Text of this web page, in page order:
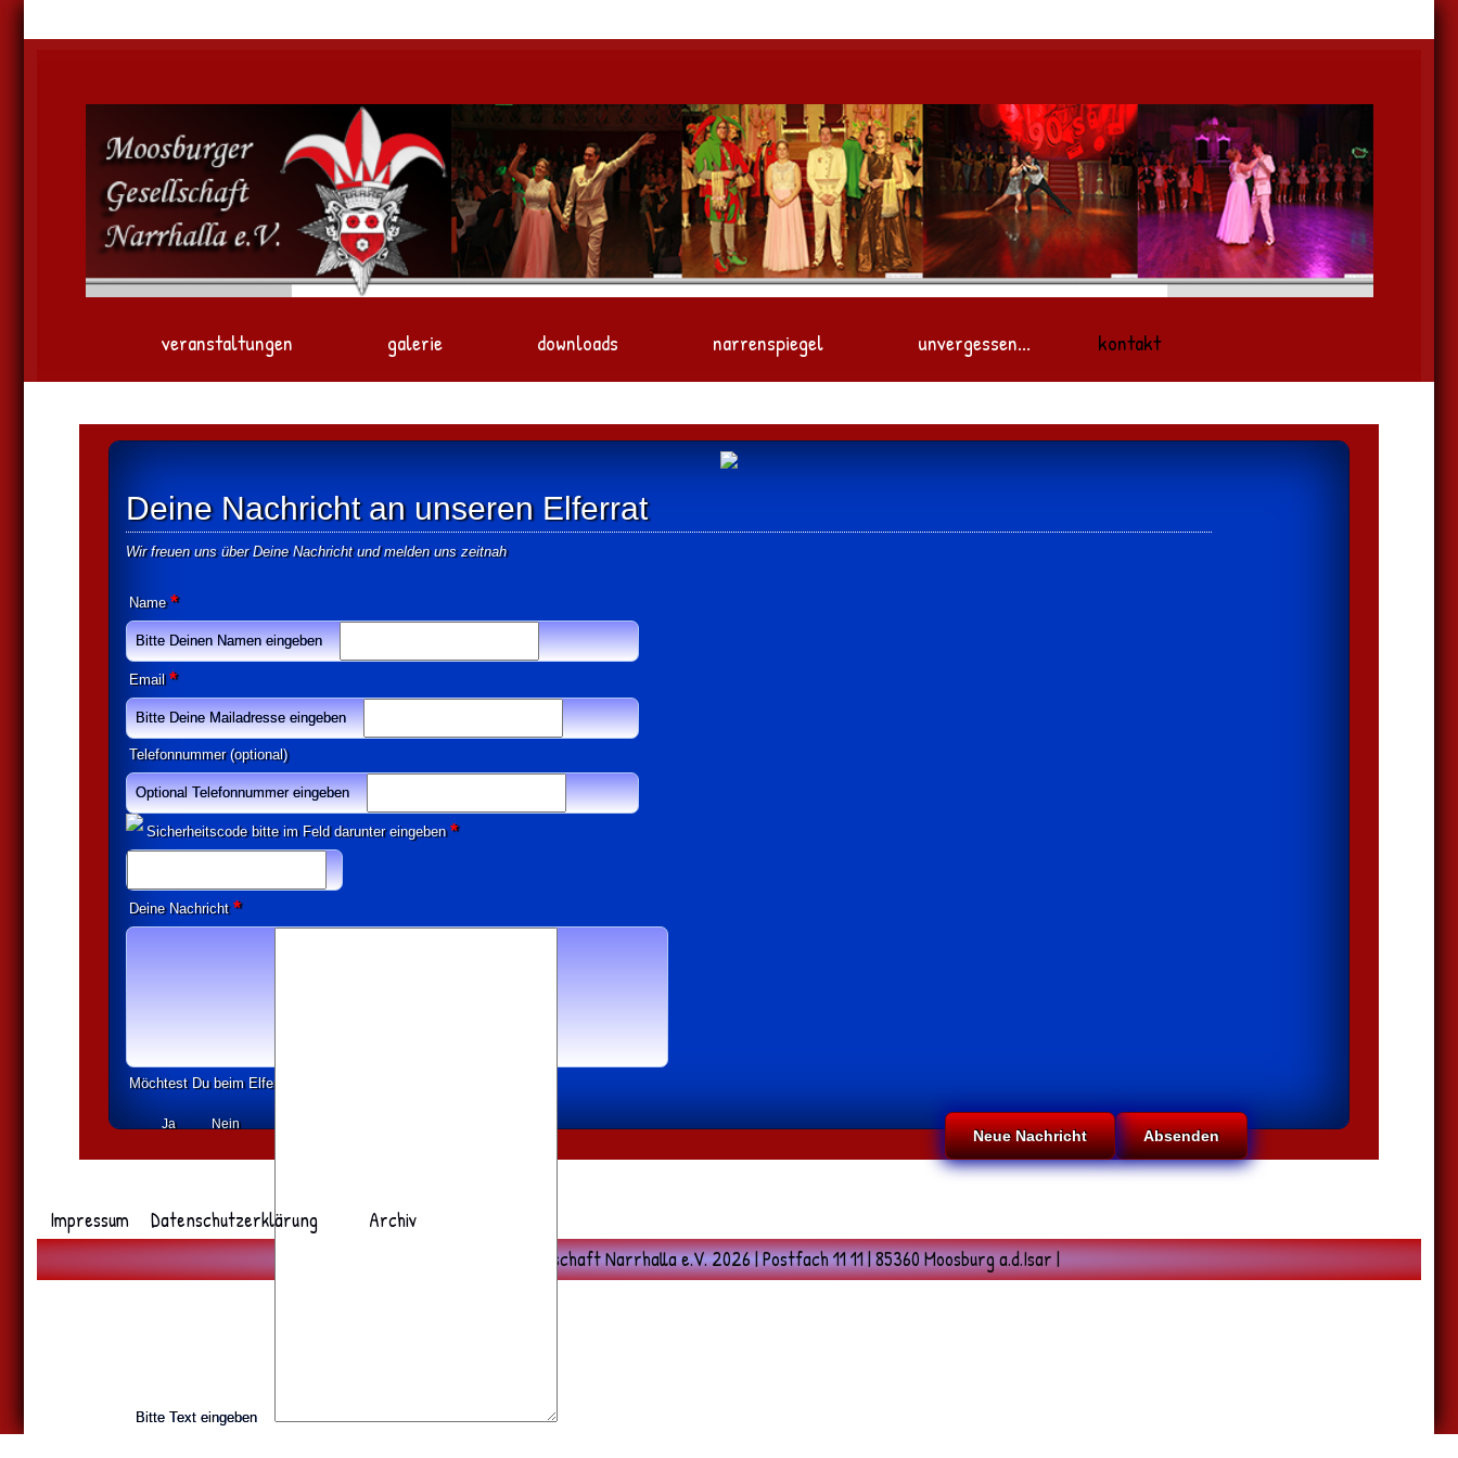
veranstaltungen galerie downloads narrenspiegel unvergessen... kontakt
Deine Nachricht an unseren Elferrat
Wir freuen uns über Deine Nachricht und melden uns zeitnah
Name*
Bitte Deinen Namen eingeben
Email *
Bitte Deine Mailadresse eingeben
Telefonnummer (optional)
Optional Telefonnummer eingeben
Sicherheitscode bitte im Feld darunter eingeben*
Deine Nachricht*
Bitte Text eingeben
Möchtest Du beim Elferrat mitmachen?
Ja Nein
Impressum Datenschutzerklärung
Archiv
© Moosburger Gesellschaft Narrhalla e.V. 2026 | Postfach 11 11 | 85360 Moosburg a.d.Isar |